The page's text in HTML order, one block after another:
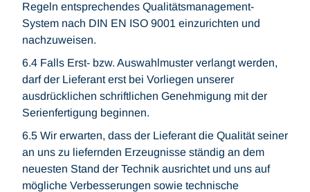
Regeln entsprechendes Qualitätsmanagement-
System nach DIN EN ISO 9001 einzurichten und
nachzuweisen.
6.4 Falls Erst- bzw. Auswahlmuster verlangt werden,
darf der Lieferant erst bei Vorliegen unserer
ausdrücklichen schriftlichen Genehmigung mit der
Serienfertigung beginnen.
6.5 Wir erwarten, dass der Lieferant die Qualität seiner
an uns zu liefernden Erzeugnisse ständig an dem
neuesten Stand der Technik ausrichtet und uns auf
mögliche Verbesserungen sowie technische